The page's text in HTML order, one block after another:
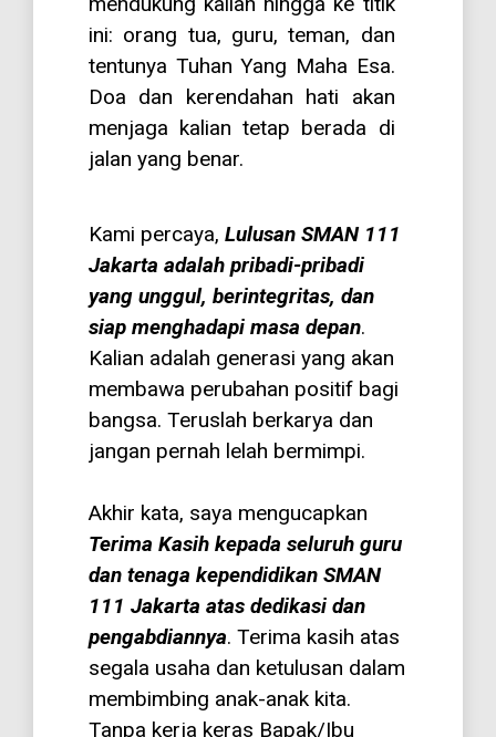
ini: orang tua, guru, teman, dan
tentunya Tuhan Yang Maha Esa.
Doa dan kerendahan hati akan
menjaga kalian tetap berada di
jalan yang benar.
Kami percaya, Lulusan SMAN 111
Jakarta adalah pribadi-pribadi
yang unggul, berintegritas, dan
siap menghadapi masa depan.
Kalian adalah generasi yang akan
membawa perubahan positif bagi
bangsa. Teruslah berkarya dan
jangan pernah lelah bermimpi.
Akhir kata, saya mengucapkan
Terima Kasih kepada seluruh guru
dan tenaga kependidikan SMAN
111 Jakarta atas dedikasi dan
pengabdiannya. Terima kasih atas
segala usaha dan ketulusan dalam
membimbing anak-anak kita.
Tanpa kerja keras Bapak/Ibu